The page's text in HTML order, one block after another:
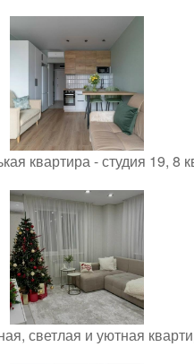
квартира - студия 19, 8
светлая и уютная